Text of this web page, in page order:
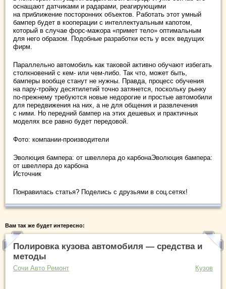
оснащают датчиками и радарами, реагирующими
на приближение посторонних объектов. Работать этот умный
бампер будет в кооперации с интеллектуальным капотом,
который в случае форс-мажора «примет тело» оптимальным
для него образом. Подобные разработки есть у всех ведущих
фирм.
Параллельно автомобиль как таковой активно обучают избегать
столкновений с кем- или чем-либо. Так что, может быть,
бамперы вообще станут не нужны. Правда, процесс обучения
на пару-тройку десятилетий точно затянется, поскольку рынку
по-прежнему требуются новые недорогие и простые автомобили
для передвижения на них, а не для общения и развлечения
с ними. Но передний бампер на этих дешевых и практичных
моделях все равно будет передовой.
Фото: компании-производители
Эволюция бампера: от швеллера до карбонаЭволюция бампера:
от швеллера до карбона
Источник
Понравилась статья? Поделись с друзьями в соц.сетях!
Вам так же будет интересно:
Полировка кузова автомобиля — средства и
методы
Сочи Авто Ремонт Кузов